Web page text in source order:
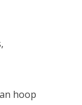
hoop